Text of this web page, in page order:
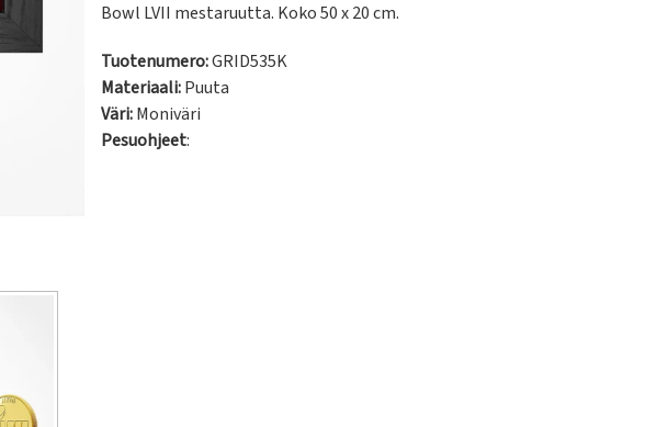
Bowl LVII mestaruutta. Koko 50 x 20 cm.
Tuotenumero:GRID535K
Materiaali:Puuta
Väri:Moniväri
Pesuohjeet: